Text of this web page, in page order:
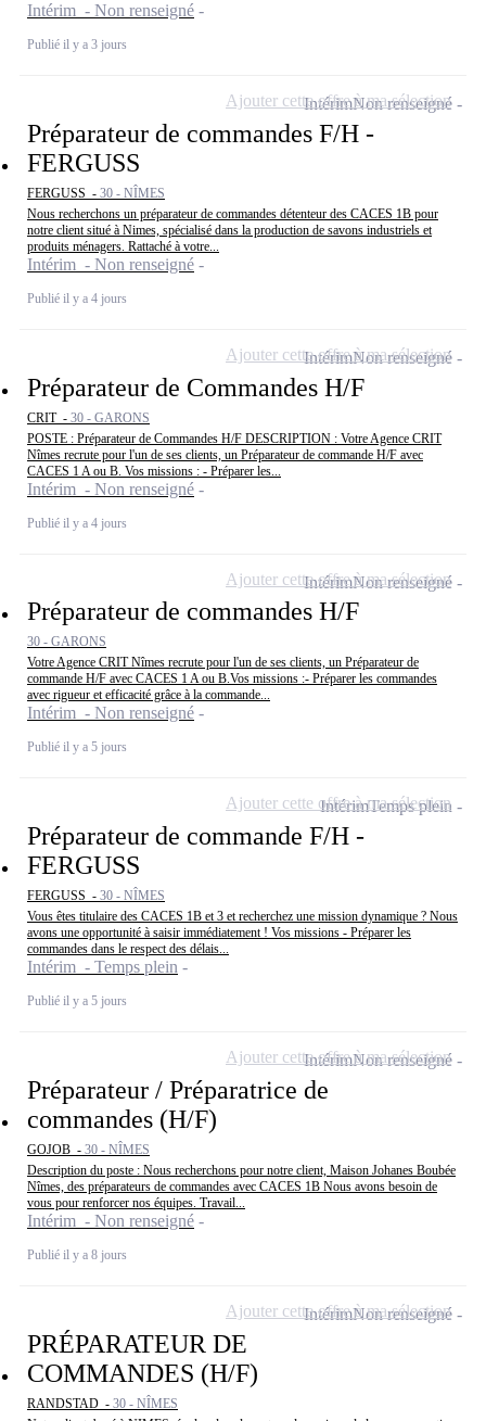
Intérim - Non renseigné
Publié il y a 3 jours
Préparateur de commandes F/H -
FERGUSS
FERGUSS - 30 - NÎMES
Nous recherchons un préparateur de commandes détenteur des CACES 1B pour
notre client situé à Nimes, spécialisé dans la production de savons industriels et
produits ménagers. Rattaché à votre...
Intérim - Non renseigné
Publié il y a 4 jours
IntérimNon renseigné
Ajouter cette offre à ma sélection
Préparateur de Commandes H/F
CRIT - 30 - GARONS
POSTE : Préparateur de Commandes H/F DESCRIPTION : Votre Agence CRIT
Nîmes recrute pour l'un de ses clients, un Préparateur de commande H/F avec
CACES 1 A ou B. Vos missions : - Préparer les...
Intérim - Non renseigné
Publié il y a 4 jours
IntérimNon renseigné
Ajouter cette offre à ma sélection
Préparateur de commandes H/F
30 - GARONS
Votre Agence CRIT Nîmes recrute pour l'un de ses clients, un Préparateur de
commande H/F avec CACES 1 A ou B.Vos missions :- Préparer les commandes
avec rigueur et efficacité grâce à la commande...
Intérim - Non renseigné
Publié il y a 5 jours
IntérimNon renseigné
Ajouter cette offre à ma sélection
Préparateur de commande F/H -
FERGUSS
FERGUSS - 30 - NÎMES
Vous êtes titulaire des CACES 1B et 3 et recherchez une mission dynamique ? Nous
avons une opportunité à saisir immédiatement ! Vos missions - Préparer les
commandes dans le respect des délais...
Intérim - Temps plein
Publié il y a 5 jours
IntérimTemps plein
Ajouter cette offre à ma sélection
Préparateur / Préparatrice de
commandes (H/F)
GOJOB - 30 - NÎMES
Description du poste : Nous recherchons pour notre client, Maison Johanes Boubée
Nîmes, des préparateurs de commandes avec CACES 1B Nous avons besoin de
vous pour renforcer nos équipes. Travail...
Intérim - Non renseigné
Publié il y a 8 jours
IntérimNon renseigné
Ajouter cette offre à ma sélection
PRÉPARATEUR DE
COMMANDES (H/F)
RANDSTAD - 30 - NÎMES
IntérimNon renseigné
Ajouter cette offre à ma sélection